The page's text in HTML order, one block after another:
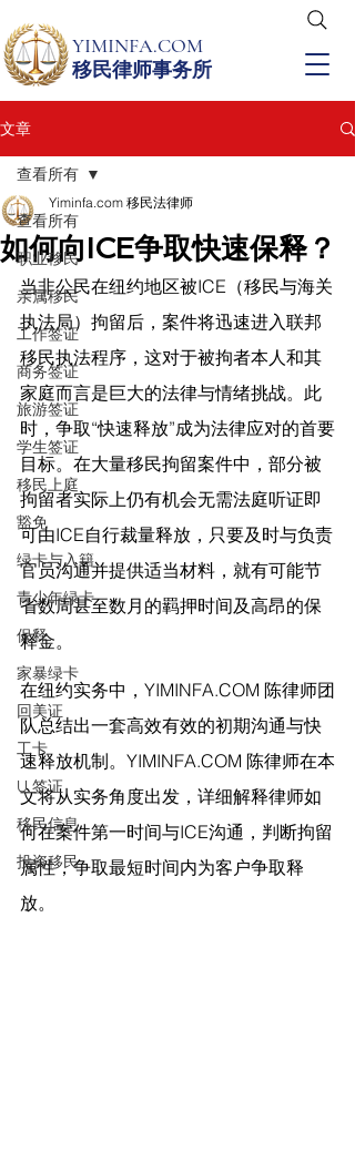
YIMINFA.COM
移民律师事务所
文章
查看所有
职业移民
亲属移民
工作签证
商务签证
旅游签证
学生签证
移民上庭
豁免
绿卡与入籍
青少年绿卡
保释
家暴绿卡
回美证
工卡
U 签证
移民信息
投资移民
查看所有
如何向ICE争取快速保释？
Yiminfa.com 移民法律师
当非公民在纽约地区被ICE（移民与海关
执法局）拘留后，案件将迅速进入联邦
移民执法程序，这对于被拘者本人和其
家庭而言是巨大的法律与情绪挑战。此
时，争取“快速释放”成为法律应对的首要
目标。在大量移民拘留案件中，部分被
拘留者实际上仍有机会无需法庭听证即
可由ICE自行裁量释放，只要及时与负责
官员沟通并提供适当材料，就有可能节
省数周甚至数月的羁押时间及高昂的保
释金。
在纽约实务中，YIMINFA.COM 陈律师团
队总结出一套高效有效的初期沟通与快
速释放机制。YIMINFA.COM 陈律师在本
文将从实务角度出发，详细解释律师如
何在案件第一时间与ICE沟通，判断拘留
属性，争取最短时间内为客户争取释
放。